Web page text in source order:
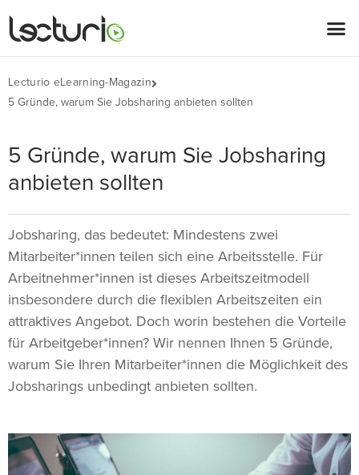
Lecturio eLearning-Magazin
5 Gründe, warum Sie Jobsharing anbieten sollten
5 Gründe, warum Sie Jobsharing
anbieten sollten
Jobsharing, das bedeutet: Mindestens zwei
Mitarbeiter*innen teilen sich eine Arbeitsstelle. Für
Arbeitnehmer*innen ist dieses Arbeitszeitmodell
insbesondere durch die flexiblen Arbeitszeiten ein
attraktives Angebot. Doch worin bestehen die Vorteile
für Arbeitgeber*innen? Wir nennen Ihnen 5 Gründe,
warum Sie Ihren Mitarbeiter*innen die Möglichkeit des
Jobsharings unbedingt anbieten sollten.